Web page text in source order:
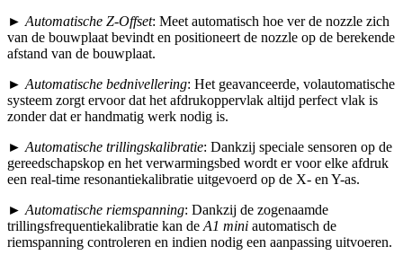
► Automatische Z-Offset: Meet automatisch hoe ver de nozzle zich
van de bouwplaat bevindt en positioneert de nozzle op de berekende
afstand van de bouwplaat.
► Automatische bednivellering: Het geavanceerde, volautomatische
systeem zorgt ervoor dat het afdrukoppervlak altijd perfect vlak is
zonder dat er handmatig werk nodig is.
► Automatische trillingskalibratie: Dankzij speciale sensoren op de
gereedschapskop en het verwarmingsbed wordt er voor elke afdruk
een real-time resonantiekalibratie uitgevoerd op de X- en Y-as.
► Automatische riemspanning: Dankzij de zogenaamde
trillingsfrequentiekalibratie kan de A1 mini automatisch de
riemspanning controleren en indien nodig een aanpassing uitvoeren.